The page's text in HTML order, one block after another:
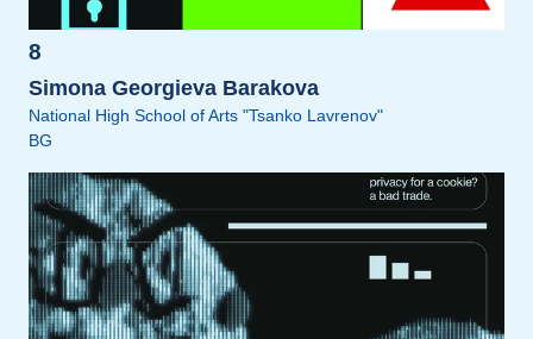
8
Simona Georgieva Barakova
National High School of Arts "Tsanko Lavrenov"
BG